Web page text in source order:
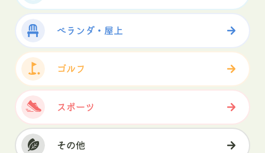
ベランダ・屋上
ゴルフ
スポーツ
その他